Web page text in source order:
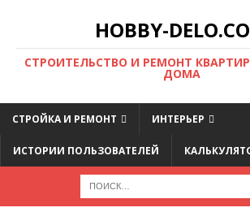
HOBBY-
CТРОИТЕЛЬСТВО И РЕМОНТ
ДОМА
СТРОЙКА И РЕМОНТ ИНТЕРЬЕР
ИСТОРИИ ПОЛЬЗОВАТЕЛЕЙ